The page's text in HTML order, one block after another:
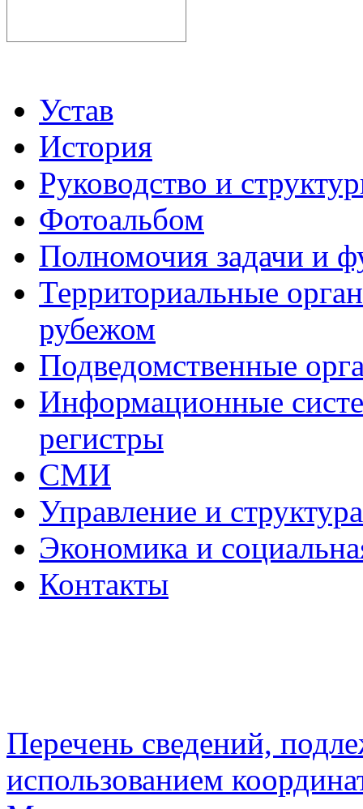
Устав
История
Руководство и
Фотоальбом
Полномочия задачи и
Территориальные
рубежом
Подведомственные
Информационные
регистры
СМИ
Управление и
Экономика и
Контакты
Перечень сведений,
использованием